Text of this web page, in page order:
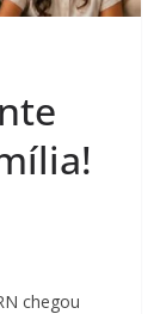
chegou